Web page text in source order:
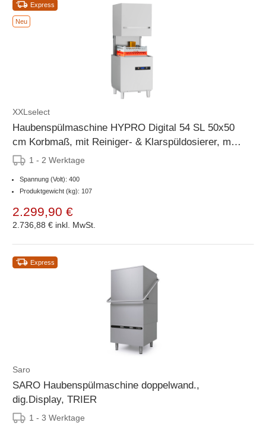
Express
Neu
XXLselect
Haubenspülmaschine HYPRO Digital 54 SL 50x50
cm Korbmaß, mit Reiniger- & Klarspüldosierer, mit
Ablaufpumpe, Drucksteigerungspumpe Made in
1 - 2 Werktage
Spannung (Volt): 400
Produktgewicht (kg): 107
2.299,90 €
2.736,88 € inkl. MwSt.
Express
Saro
SARO Haubenspülmaschine doppelwand.,
dig.Display, TRIER
1 - 3 Werktage